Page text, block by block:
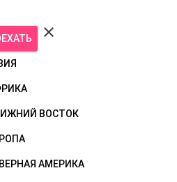

ВОСТОК
АМЕРИКА